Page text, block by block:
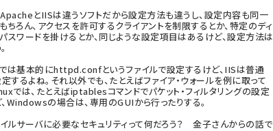
とIISは違うソフトだから設定方法も違うし、設定内容も同一
ちろん、アクセスを許可するクライアントを制限するとか、特定のディ
スワードを掛けるとか、同じような設定項目はあるけど、設定方法は
は基本的にhttpd.confというファイルで設定するけど、IISは普通
するよね。それ以外でも、たとえばファイア・ウォールを例に取って
では、たとえばiptablesコマンドでパケット・フィルタリングの設定
Windowsの場合は、専用のGUIから行ったりする。
ルサーバに必要なセキュリティって何だろう？ 金子さんからの話で